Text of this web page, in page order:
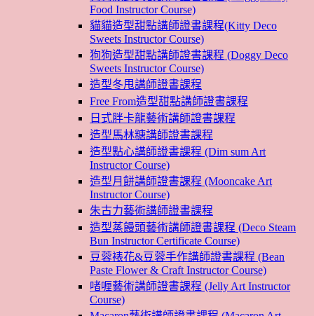
Food Instructor Course)
貓貓造型甜點講師證書課程(Kitty Deco
Sweets Instructor Course)
狗狗造型甜點講師證書課程 (Doggy Deco
Sweets Instructor Course)
造型冬甩講師證書課程
Free From造型甜點講師證書課程
日式胖卡龍藝術講師證書課程
造型馬林糖講師證書課程
造型點心講師證書課程 (Dim sum Art
Instructor Course)
造型月餅講師證書課程 (Mooncake Art
Instructor Course)
朱古力藝術講師證書課程
造型蒸饅頭藝術講師證書課程 (Deco Steam
Bun Instructor Certificate Course)
豆蓉裱花&豆蓉手作講師證書課程 (Bean
Paste Flower & Craft Instructor Course)
啫喱藝術講師證書課程 (Jelly Art Instructor
Course)